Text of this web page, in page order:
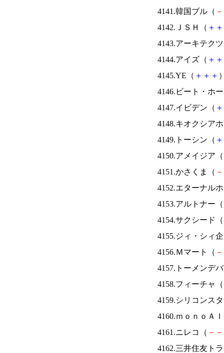
4141.韓国ブル（ －
4142.ＪＳＨ（ ＋ ＋
4143.アーキテク
4144.アイズ（ ＋ ＋
4145.YE（ ＋ ＋ ＋
4146.ビート・ホ
4147.イビデン（ ＋
4148.キオクシア
4149.トーシン（ ＋
4150.アメイジア（
4151.かさくま（ －
4152.エターナル
4153.アルトナー（
4154.サクシード（
4155.ジィ・シィ
4156.Ｍマート（ －
4157.トーメンデ
4158.フィーチャ（
4159.シリコンス
4160.ｍｏｎｏＡ
4161.ニレコ（ － －
4162.三井住友ト